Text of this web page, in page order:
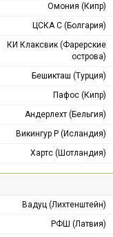
Омония (Кипр)
ЦСКА С (Болгария)
КИ Клаксвик (Фарерские
острова)
Бешикташ (Турция)
Пафос (Кипр)
Андерлехт (Бельгия)
Викингур Р (Исландия)
Хартс (Шотландия)
Вадуц (Лихтенштейн)
РФШ (Латвия)